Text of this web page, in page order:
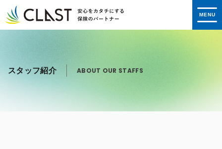
スタッフ紹介 ABOUT OUR STAFFS